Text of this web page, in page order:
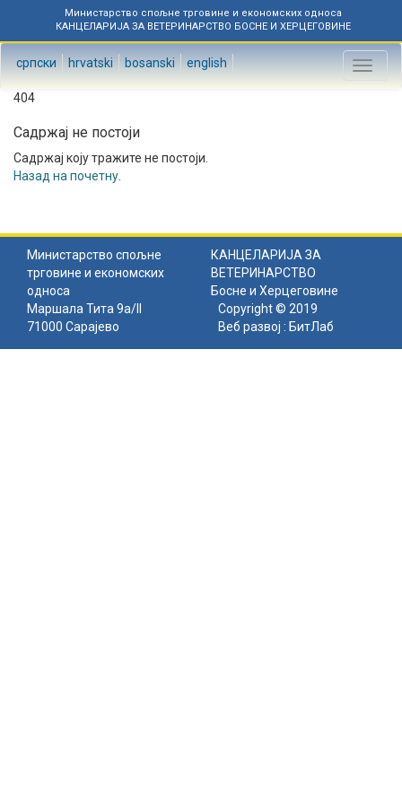
Министарство спољне трговине и економских односа
КАНЦЕЛАРИЈА ЗА ВЕТЕРИНАРСТВО БОСНЕ И ХЕРЦЕГОВИНЕ
српски hrvatski bosanski english
Toggle
404
Садржај не постоји
Садржај коју тражите не постоји.
Назад на почетну
Министарство спољне
трговине и економских
односа
КАНЦЕЛАРИЈА ЗА
ВЕТЕРИНАРСТВО
Босне и Херцеговине
Маршала Тита 9а/II
71000 Сарајево
Copyright © 2019
Веб развој : БитЛаб